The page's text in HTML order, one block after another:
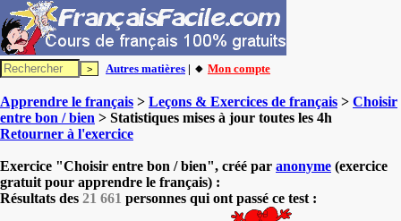
Autres matières | 🔸 Mon compte
Apprendre le français > Leçons & Exercices de français > Choisir
entre bon / bien > Statistiques mises à jour toutes les 4h
Retourner à l'exercice
Exercice "Choisir entre bon / bien", créé par anonyme (exercice
gratuit pour apprendre le français) :
Résultats des 21 661 personnes qui ont passé ce test :